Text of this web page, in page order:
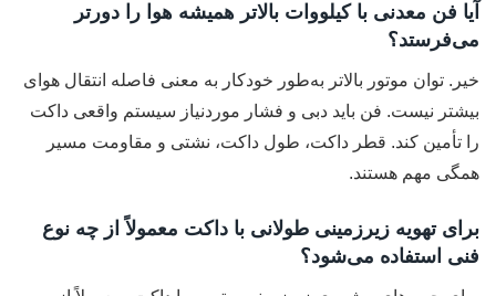
آیا فن معدنی با کیلووات بالاتر همیشه هوا را دورتر
می‌فرستد؟
خیر. توان موتور بالاتر به‌طور خودکار به معنی فاصله انتقال هوای
بیشتر نیست. فن باید دبی و فشار موردنیاز سیستم واقعی داکت
را تأمین کند. قطر داکت، طول داکت، نشتی و مقاومت مسیر
همگی مهم هستند.
برای تهویه زیرزمینی طولانی با داکت معمولاً از چه نوع
فنی استفاده می‌شود؟